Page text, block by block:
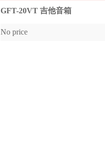
GFT-20VT 吉他音箱
No price